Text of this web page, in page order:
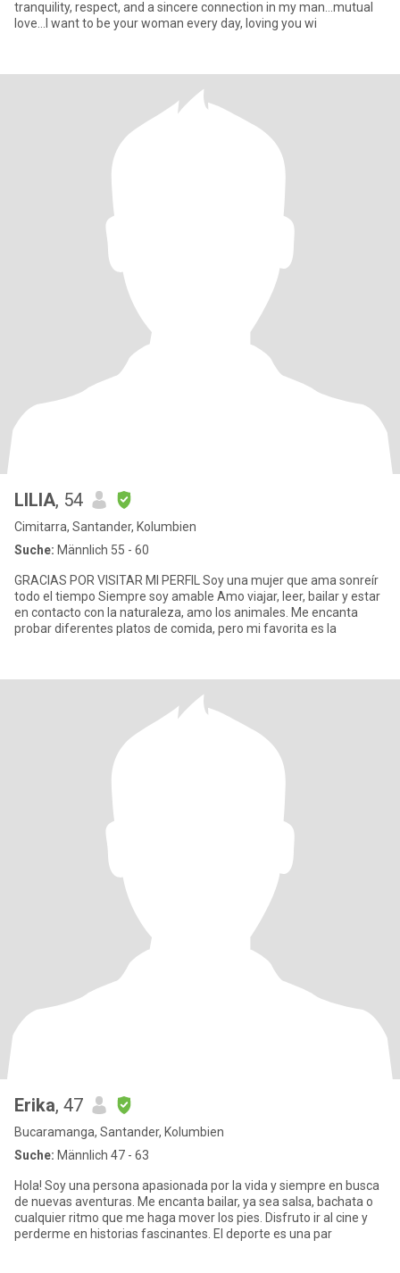
tranquility, respect, and a sincere connection in my man...mutual
love...I want to be your woman every day, loving you wi
LILIA, 54
Cimitarra, Santander, Kolumbien
Suche: Männlich 55 - 60
GRACIAS POR VISITAR MI PERFIL Soy una mujer que ama sonreír
todo el tiempo Siempre soy amable Amo viajar, leer, bailar y estar
en contacto con la naturaleza, amo los animales. Me encanta
probar diferentes platos de comida, pero mi favorita es la
Erika, 47
Bucaramanga, Santander, Kolumbien
Suche: Männlich 47 - 63
Hola! Soy una persona apasionada por la vida y siempre en busca
de nuevas aventuras. Me encanta bailar, ya sea salsa, bachata o
cualquier ritmo que me haga mover los pies. Disfruto ir al cine y
perderme en historias fascinantes. El deporte es una par